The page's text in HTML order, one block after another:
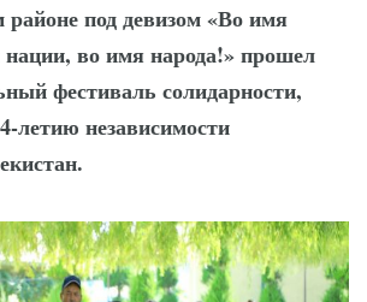
формальностей: хоким
выслушал молодежь
под девизом «Во имя
во имя народа!» прошел
фестиваль солидарности,
летию независимости